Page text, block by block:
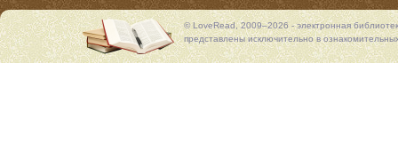
© LoveRead, 2009–2026 - электронная
представлены исключительно в